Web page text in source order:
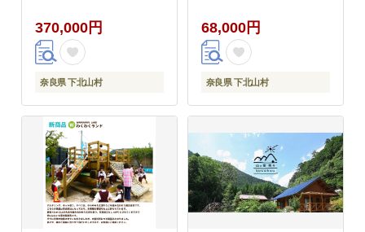
370,000円
奈良県 下北山村
ンから選択】 奈良県 下
北山村
68,000円
奈良県 下北山村